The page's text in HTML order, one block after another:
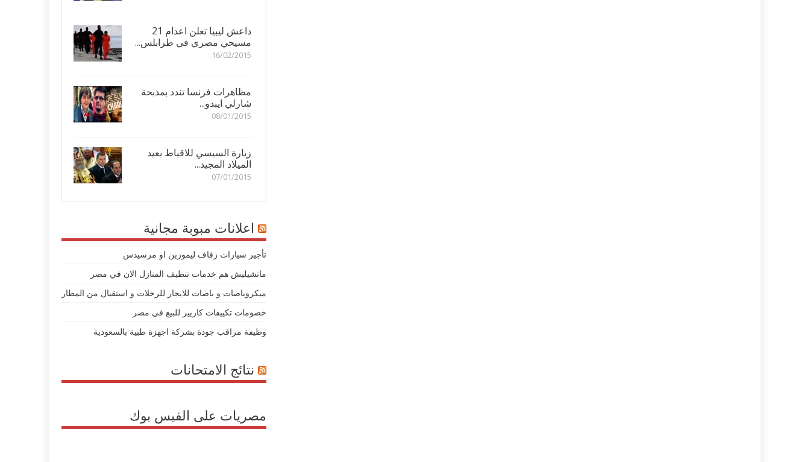
داعش ليبيا تعلن اعدام 21
مسيحي مصري في طرابلس...
16/02/2015
مظاهرات فرنسا تندد بمذبحة
شارلي ايبدو...
08/01/2015
زيارة السيسي للاقباط بعيد
الميلاد المجيد...
07/01/2015
اعلانات مبوبة مجانية
تأجير سيارات زفاف ليموزين او مرسيدس
ماتشيليش هم خدمات تنظيف المنازل الان في مصر
ميكروباصات و باصات للايجار للرحلات و استقبال من المطار
خصومات تكييفات كاريير للبيع في مصر
وظيفة مراقب جودة بشركة اجهزة طبية بالسعودية
نتائج الامتحانات
مصريات على الفيس بوك